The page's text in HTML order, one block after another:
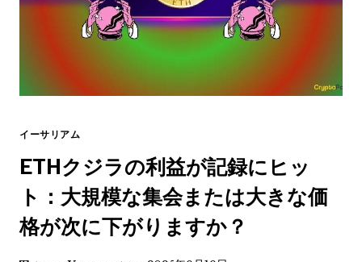
イーサリアム
ETHクジラの利益が記録にヒッ
ト：大規模な集会または大きな価
格が次に下がりますか？